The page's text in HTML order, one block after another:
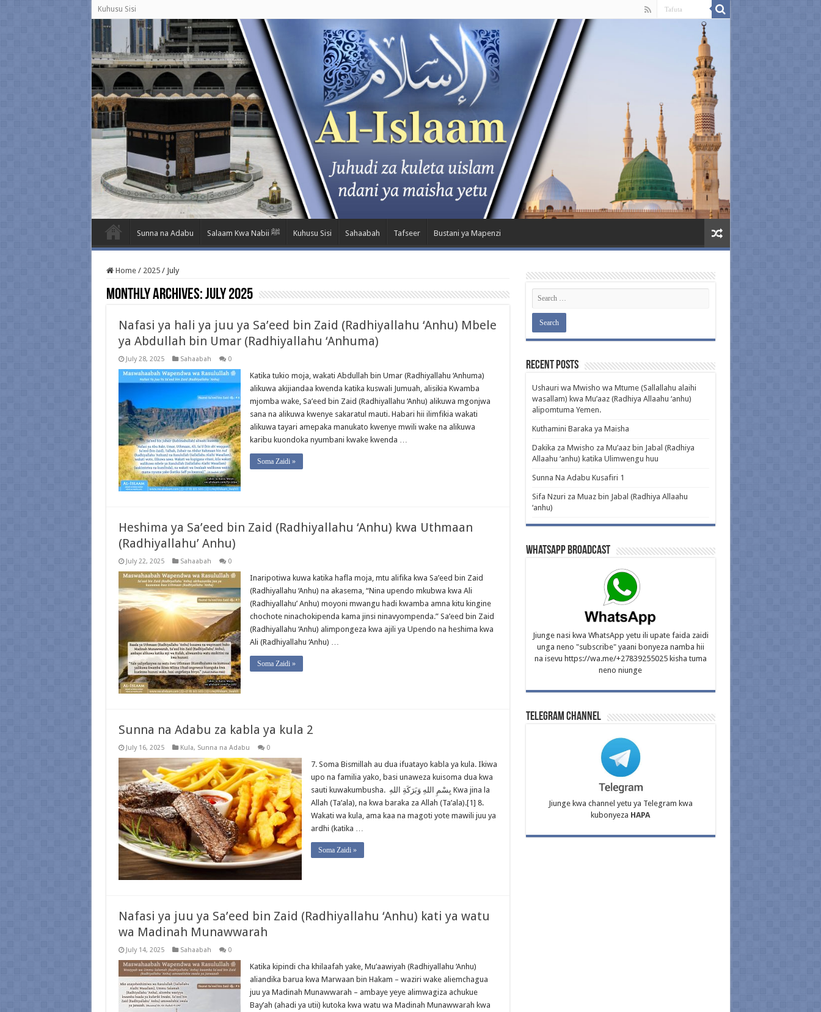
Kuhusu Sisi
Sunna na Adabu Salaam Kwa Nabii ﷺ Kuhusu Sisi Sahaabah Tafseer Bustani ya Mapenzi
Home / 2025 / July
Monthly Archives:July 2025
Nafasi ya hali ya juu ya Sa’eed bin Zaid (Radhiyallahu ‘Anhu) Mbele
ya Abdullah bin Umar (Radhiyallahu ‘Anhuma)
July 28, 2025 Sahaabah 0
Katika tukio moja, wakati Abdullah bin Umar (Radhiyallahu ‘Anhuma)
alikuwa akijiandaa kwenda katika kuswali Jumuah, alisikia Kwamba
mjomba wake, Sa’eed bin Zaid (Radhiyallahu ‘Anhu) alikuwa mgonjwa
sana na alikuwa kwenye sakaratul mauti. Habari hii ilimfikia wakati
alikuwa tayari amepaka manukato kwenye mwili wake na alikuwa
karibu kuondoka nyumbani kwake kwenda …
Soma Zaidi »
Heshima ya Sa’eed bin Zaid (Radhiyallahu ‘Anhu) kwa Uthmaan
(Radhiyallahu’ Anhu)
July 22, 2025 Sahaabah 0
Inaripotiwa kuwa katika hafla moja, mtu alifika kwa Sa’eed bin Zaid
(Radhiyallahu ‘Anhu) na akasema, “Nina upendo mkubwa kwa Ali
(Radhiyallahu’ Anhu) moyoni mwangu hadi kwamba amna kitu kingine
chochote ninachokipenda kama jinsi ninavyompenda.” Sa’eed bin Zaid
(Radhiyallahu ‘Anhu) alimpongeza kwa ajili ya Upendo na heshima kwa
Ali (Radhiyallahu ‘Anhu) …
Soma Zaidi »
Sunna na Adabu za kabla ya kula 2
July 16, 2025 Kula, Sunna na Adabu 0
7. Soma Bismillah au dua ifuatayo kabla ya kula. Ikiwa
upo na familia yako, basi unaweza kuisoma dua kwa
sauti kuwakumbusha. بِسْمِ اللهِ وَبَرَكَةِ اللهِ Kwa jina la
Allah (Ta’ala), na kwa baraka za Allah (Ta’ala).[1] 8.
Wakati wa kula, ama kaa na magoti yote mawili juu ya
ardhi (katika …
Soma Zaidi »
Nafasi ya juu ya Sa’eed bin Zaid (Radhiyallahu ‘Anhu) kati ya watu
wa Madinah Munawwarah
July 14, 2025 Sahaabah 0
Katika kipindi cha khilaafah yake, Mu’aawiyah (Radhiyallahu ‘Anhu)
aliandika barua kwa Marwaan bin Hakam – waziri wake aliemchagua
juu ya Madinah Munawwarah – ambaye yeye alimwagiza achukue
Bay’ah (ahadi ya utii) kutoka kwa watu wa Madinah Munawwarah kwa
Recent Posts
Ushauri wa Mwisho wa Mtume (Sallallahu alaihi
wasallam) kwa Mu’aaz (Radhiya Allaahu ‘anhu)
alipomtuma Yemen.
Kuthamini Baraka ya Maisha
Dakika za Mwisho za Mu’aaz bin Jabal (Radhiya
Allaahu ‘anhu) katika Ulimwengu huu
Sunna Na Adabu Kusafiri 1
Sifa Nzuri za Muaz bin Jabal (Radhiya Allaahu
‘anhu)
WhatsApp Broadcast
Jiunge nasi kwa WhatsApp yetu ili upate faida zaidi
unga neno "subscribe" yaani bonyeza namba hii
na isevu https://wa.me/+27839255025 kisha tuma
neno niunge
Telegram Channel
Jiunge kwa channel yetu ya Telegram kwa
kubonyeza HAPA